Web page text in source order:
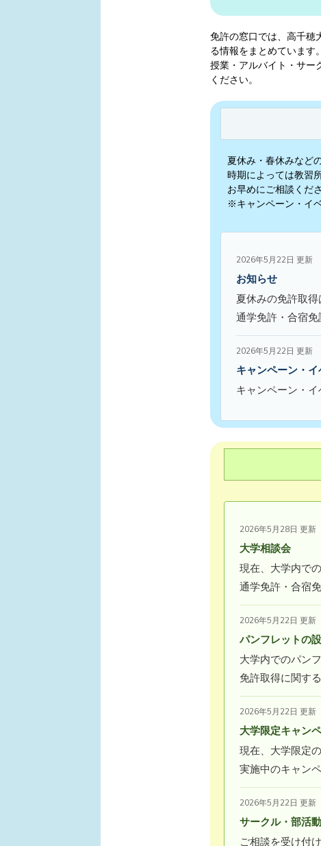
免許の窓口では、 高千穂
る情報をまとめています。
授業・アルバイト・サー
ください。
夏休み・春休みなど
時期によっては教習
お早めにご相談くださ
※キャンペーン・イ
2026年5月22日 更新
お知らせ
夏休みの免許取得
通学免許・合宿免
2026年5月22日 更新
キャンペーン・
キャンペーン・
2026年5月28日 更新
大学相談会
現在、大学内で
通学免許・合宿
2026年5月22日 更新
パンフレットの
大学内でのパン
免許取得に関す
2026年5月22日 更新
大学限定キャン
現在、大学限定
実施中のキャン
2026年5月22日 更新
サークル・部活
ご相談を受け付